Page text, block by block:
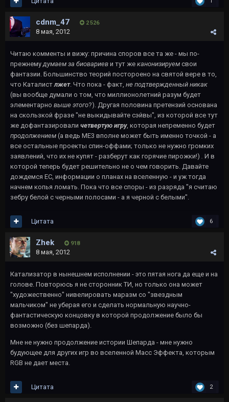
cdnm_47 2 526
8 мая, 2012
Читаю комменты и вижу: причина споров все та же - мы по-
прежнемудумаем за биовариев и тут же канонизируем свои
фантазии. Большинство теорий постороено на святой вере в то,
что Каталистлжет. Что пока - факт, не подтвержденный никак
(вы вообще думали о том, что миллионолетний разум будет
элементарно выше этого?). Другая половина претензий основана
на скользкой фразе "не выкидывайте сэйвы", из которой все тут
же дофантазировали четвертую игру, которая непременно будет
продолжением (а ведь МЕ3 вполне может быть именно точкой - а
все остальные проекты спин-оффами; только не нужно громких
заявлений, что их не купят - разберут как горячие пирожки!) . И в
которой теперь будет решительно не о чем говорить. Давайте
дождемся ЕС, информации о планах на вселенную - и уж тогда
начнем копья ломать. Пока что все споры - из разряда "я считаю
зебру белой с черными полосами - а я черной с белыми".
6
Цитата
Zhek 918
8 мая, 2012
Катализатор в нынешнем исполнении - это пятая нога да еще и на
голове. Повторюсь я не сторонник ТИ, но только она может
"художественно" нивелировать маразм со "звездным
мальчиком" не уберая его и сделать нормальную научно-
фантастическую концовку в которой продолжение было бы
возможно (без шепарда).
Мне не нужно продолжение истории Шепарда - мне нужно
будующее для других игр во вселенной Масс Эффекта, которым
RGB не дает места.
2
Цитата